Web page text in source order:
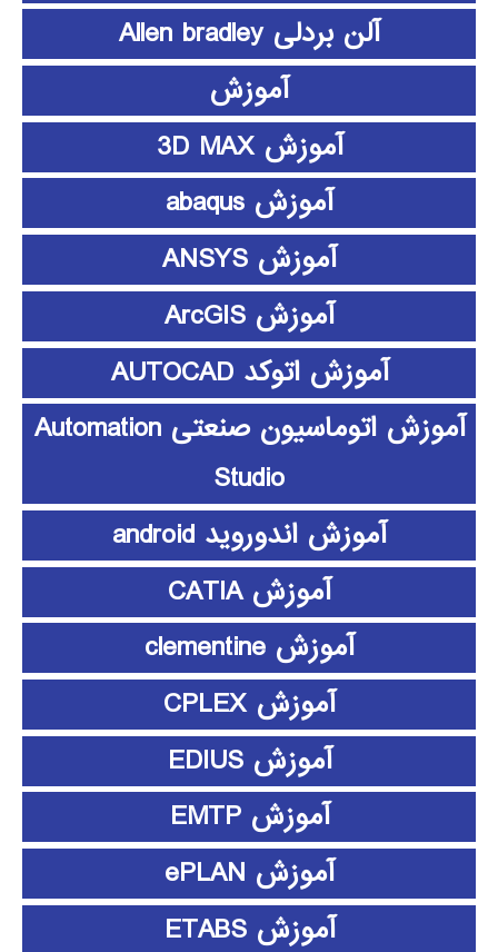
آلن بردلی Allen bradley
آموزش
آموزش 3D MAX
آموزش abaqus
آموزش ANSYS
آموزش ArcGIS
آموزش اتوکد AUTOCAD
آموزش اتوماسیون صنعتی Automation
Studio
آموزش اندوروید android
آموزش CATIA
آموزش clementine
آموزش CPLEX
آموزش EDIUS
آموزش EMTP
آموزش ePLAN
آموزش ETABS